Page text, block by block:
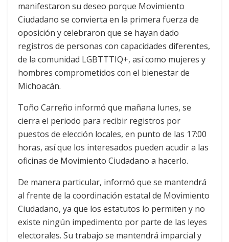
manifestaron su deseo porque Movimiento
Ciudadano se convierta en la primera fuerza de
oposición y celebraron que se hayan dado
registros de personas con capacidades diferentes,
de la comunidad LGBTTTIQ+, así como mujeres y
hombres comprometidos con el bienestar de
Michoacán.
Toño Carreño informó que mañana lunes, se
cierra el periodo para recibir registros por
puestos de elección locales, en punto de las 17:00
horas, así que los interesados pueden acudir a las
oficinas de Movimiento Ciudadano a hacerlo.
De manera particular, informó que se mantendrá
al frente de la coordinación estatal de Movimiento
Ciudadano, ya que los estatutos lo permiten y no
existe ningún impedimento por parte de las leyes
electorales. Su trabajo se mantendrá imparcial y